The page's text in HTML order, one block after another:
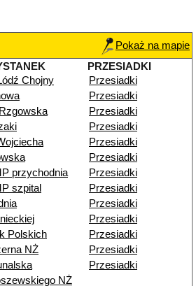
Pokaż na mapie
PRZESIADKI
Chojny
Przesiadki
Przesiadki
Przesiadki
Przesiadki
Przesiadki
Przesiadki
przychodnia
Przesiadki
szpital
Przesiadki
Przesiadki
Przesiadki
Polskich
Przesiadki
NŻ
Przesiadki
Przesiadki
NŻ